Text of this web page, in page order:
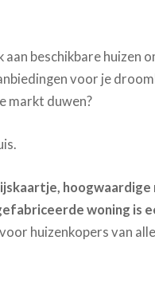
beschikbare huizen
voor je
markt duwen?
woning is
huizenkopers van